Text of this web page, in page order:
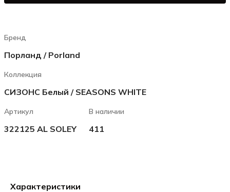
Бренд
Порланд / Porland
Коллекция
СИЗОНС Белый / SEASONS WHITE
Артикул
322125 AL SOLEY
В наличии
411
Характеристики